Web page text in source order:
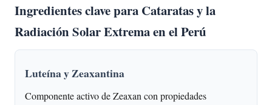
Ingredientes clave para Cataratas y la
Radiación Solar Extrema en el Perú
Luteína y Zeaxantina
Componente activo de Zeaxan con propiedades